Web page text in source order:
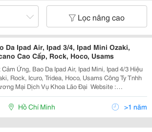
Lọc nâng cao
Da Ipad Air, Ipad 3/4, Ipad Mini Ozaki,
Cao Cấp, Rock, Hoco, Usams
Cảm Ứng, Bao Da Ipad Air, Ipad Mini, Ipad 4/3 Hiệu
Rock, Icuro, Tridea, Hoco, Usams Công Ty Tnhh
Mại Dịch Vụ Khoa Lão Đại ​ Website :
+ Cửa Hàng Bán Lẻ Quận 1 : - Địa
: 258 /11 Trần Hưng Đạo , P. Nguyễ
Hồ Chí Minh >1 năm